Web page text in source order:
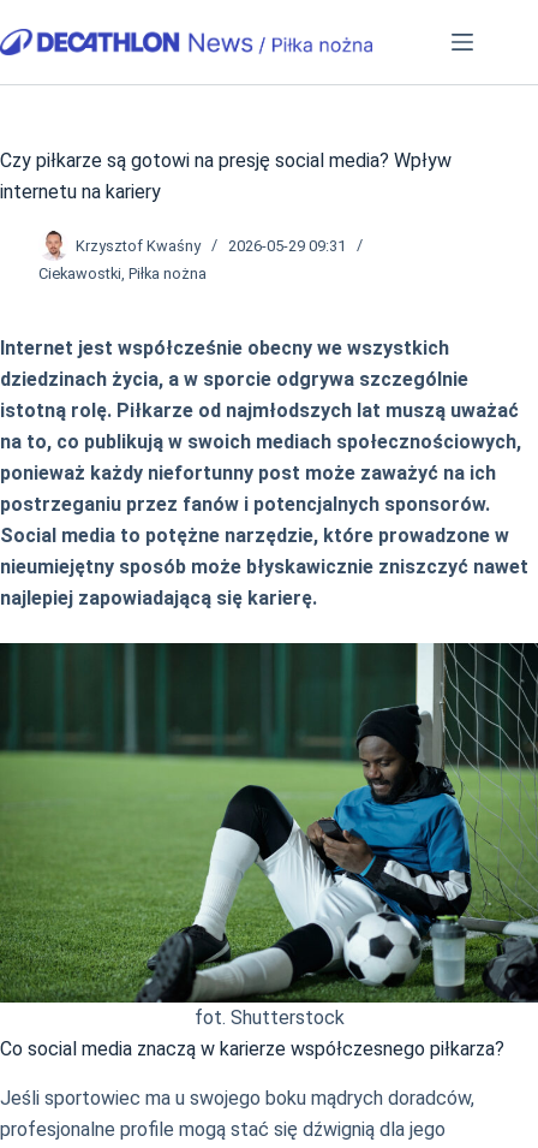
do
Czy piłkarze są gotowi na presję social media? Wpływ
internetu na kariery
Krzysztof Kwaśny
2026-05-29 09:31
Ciekawostki, Piłka nożna
Internet jest współcześnie obecny we wszystkich
dziedzinach życia, a w sporcie odgrywa szczególnie
istotną rolę. Piłkarze od najmłodszych lat muszą uważać
na to, co publikują w swoich mediach społecznościowych,
ponieważ każdy niefortunny post może zaważyć na ich
postrzeganiu przez fanów i potencjalnych sponsorów.
Social media to potężne narzędzie, które prowadzone w
nieumiejętny sposób może błyskawicznie zniszczyć nawet
najlepiej zapowiadającą się karierę.
fot. Shutterstock
Co social media znaczą w karierze współczesnego piłkarza?
Jeśli sportowiec ma u swojego boku mądrych doradców,
profesjonalne profile mogą stać się dźwignią dla jego